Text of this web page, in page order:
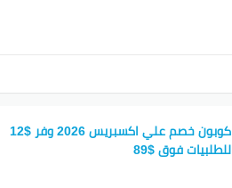
كوبون خصم علي اكسبريس 2026 وفر $12
للطلبيات فوق $89